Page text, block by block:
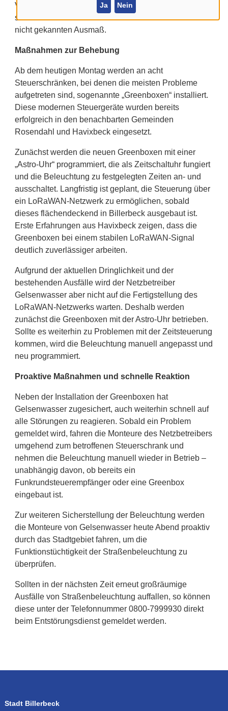
Ja Nein
Vergangenheit immer wieder kleinere Probleme, doch
seit 2023 häufen sich diese Ausfälle in einem bisher
nicht gekannten Ausmaß.
Maßnahmen zur Behebung
Ab dem heutigen Montag werden an acht
Steuerschränken, bei denen die meisten Probleme
aufgetreten sind, sogenannte „Greenboxen“ installiert.
Diese modernen Steuergeräte wurden bereits
erfolgreich in den benachbarten Gemeinden
Rosendahl und Havixbeck eingesetzt.
Zunächst werden die neuen Greenboxen mit einer
„Astro-Uhr“ programmiert, die als Zeitschaltuhr fungiert
und die Beleuchtung zu festgelegten Zeiten an- und
ausschaltet. Langfristig ist geplant, die Steuerung über
ein LoRaWAN-Netzwerk zu ermöglichen, sobald
dieses flächendeckend in Billerbeck ausgebaut ist.
Erste Erfahrungen aus Havixbeck zeigen, dass die
Greenboxen bei einem stabilen LoRaWAN-Signal
deutlich zuverlässiger arbeiten.
Aufgrund der aktuellen Dringlichkeit und der
bestehenden Ausfälle wird der Netzbetreiber
Gelsenwasser aber nicht auf die Fertigstellung des
LoRaWAN-Netzwerks warten. Deshalb werden
zunächst die Greenboxen mit der Astro-Uhr betrieben.
Sollte es weiterhin zu Problemen mit der Zeitsteuerung
kommen, wird die Beleuchtung manuell angepasst und
neu programmiert.
Proaktive Maßnahmen und schnelle Reaktion
Neben der Installation der Greenboxen hat
Gelsenwasser zugesichert, auch weiterhin schnell auf
alle Störungen zu reagieren. Sobald ein Problem
gemeldet wird, fahren die Monteure des Netzbetreibers
umgehend zum betroffenen Steuerschrank und
nehmen die Beleuchtung manuell wieder in Betrieb –
unabhängig davon, ob bereits ein
Funkrundsteuerempfänger oder eine Greenbox
eingebaut ist.
Zur weiteren Sicherstellung der Beleuchtung werden
die Monteure von Gelsenwasser heute Abend proaktiv
durch das Stadtgebiet fahren, um die
Funktionstüchtigkeit der Straßenbeleuchtung zu
überprüfen.
Sollten in der nächsten Zeit erneut großräumige
Ausfälle von Straßenbeleuchtung auffallen, so können
diese unter der Telefonnummer 0800-7999930 direkt
beim Entstörungsdienst gemeldet werden.
Stadt Billerbeck